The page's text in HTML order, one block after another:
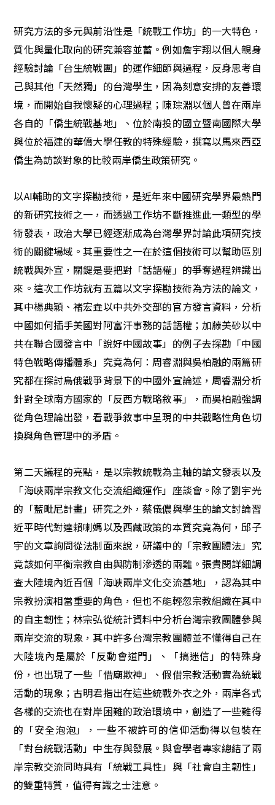
研究方法的多元與前沿性是「統戰工作坊」的一大特色，
質化與量化取向的研究兼容並蓄。例如詹宇翔以個人親身
經驗討論「台生統戰團」的運作細節與過程，反身思考自
己與其他「天然獨」的台灣學生，因為刻意安排的友善環
境，而開始自我懷疑的心理過程；陳琮淵以個人曾在兩岸
各自的「僑生統戰基地」、位於南投的國立暨南國際大學
與位於福建的華僑大學任教的特殊經驗，撰寫以馬來西亞
僑生為訪談對象的比較兩岸僑生政策研究。
以AI輔助的文字探勘技術，是近年來中國研究學界最熱門
的新研究技術之一，而透過工作坊不斷推進此一類型的學
術發表，政治大學已經逐漸成為台灣學界討論此項研究技
術的關鍵場域。其重要性之一在於這個技術可以幫助區別
統戰與外宣，關鍵是要把對「話語權」的爭奪過程辨識出
來。這次工作坊就有五篇以文字探勘技術為方法的論文，
其中楊典穎、褚宏垚以中共外交部的官方發言資料，分析
中國如何插手美國對阿富汗事務的話語權；加藤美砂以中
共在聯合國發言中「說好中國故事」的例子去探勘「中國
特色戰略傳播體系」究竟為何：周睿淵與吳柏融的兩篇研
究都在探討烏俄戰爭背景下的中國外宣論述，周睿淵分析
針對全球南方國家的「反西方戰略敘事」，而吳柏融強調
從角色理論出發，看戰爭敘事中呈現的中共戰略性角色切
換與角色管理中的矛盾。
第二天議程的亮點，是以宗教統戰為主軸的論文發表以及
「海峽兩岸宗教文化交流組織運作」座談會。除了劉宇光
的「藍毗尼計畫」研究之外，蔡儀儂與學生的論文討論習
近平時代對達賴喇媽以及西藏政策的本質究竟為何，邱子
宇的文章詢問從法制面來說，研議中的「宗教團體法」究
竟該如何平衡宗教自由與防制滲透的兩難。張貴閔詳細調
查大陸境內近百個「海峽兩岸文化交流基地」，認為其中
宗教扮演相當重要的角色，但也不能輕忽宗教組織在其中
的自主韌性；林宗弘從統計資料中分析台灣宗教團體參與
兩岸交流的現象，其中許多台灣宗教團體並不懂得自己在
大陸境內是屬於「反動會道門」、「搞迷信」的特殊身
份，也出現了一些「借廟欺神」、假借宗教活動實為統戰
活動的現象；古明君指出在這些統戰外衣之外，兩岸各式
各樣的交流也在對岸困難的政治環境中，創造了一些難得
的「安全泡泡」，一些不被許可的信仰活動得以包裝在
「對台統戰活動」中生存與發展。與會學者專家總結了兩
岸宗教交流同時具有「統戰工具性」與「社會自主韌性」
的雙重特質，值得有識之士注意。